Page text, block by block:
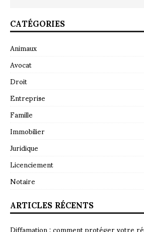
CATÉGORIES
Animaux
Avocat
Droit
Entreprise
Famille
Immobilier
Juridique
Licenciement
Notaire
ARTICLES RÉCENTS